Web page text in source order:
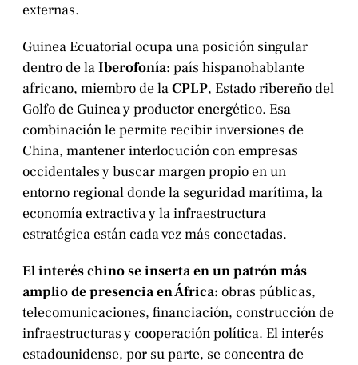
externas.
Guinea Ecuatorial ocupa una posición singular
dentro de laIberofonía: país hispanohablante
africano, miembro de laCPLP, Estado ribereño del
Golfo de Guinea y productor energético. Esa
combinación le permite recibir inversiones de
China, mantener interlocución con empresas
occidentales y buscar margen propio en un
entorno regional donde la seguridad marítima, la
economía extractiva y la infraestructura
estratégica están cada vez más conectadas.
El interés chino se inserta en un patrón más
amplio de presencia en África: obras públicas,
telecomunicaciones, financiación, construcción de
infraestructuras y cooperación política. El interés
estadounidense, por su parte, se concentra de